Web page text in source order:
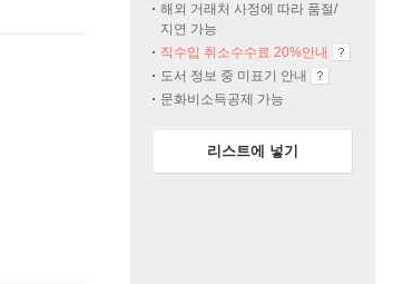
해외 거래처 사정에 따라 품절/
지연 가능
직수입 취소수수료 20%안내
도서 정보 중 미표기 안내
문화비소득공제 가능
리스트에 넣기